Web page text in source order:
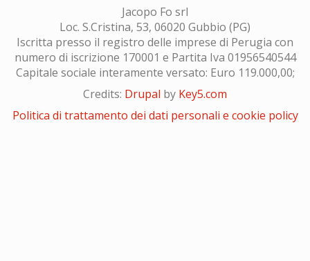
Jacopo Fo srl
Loc. S.Cristina, 53, 06020 Gubbio (PG)
Iscritta presso il registro delle imprese di Perugia con
numero di iscrizione 170001 e Partita Iva 01956540544
Capitale sociale interamente versato: Euro 119.000,00;
Credits: Drupal by Key5.com
Politica di trattamento dei dati personali e cookie policy